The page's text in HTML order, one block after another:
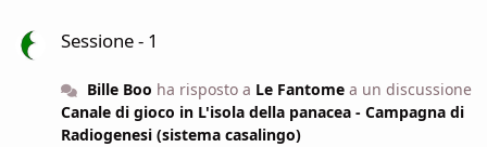
Sessione - 1
Bille Boo ha risposto a Le Fantomea un discussione
Canale di gioco in L'isola della panacea - Campagna di
Radiogenesi (sistema casalingo)